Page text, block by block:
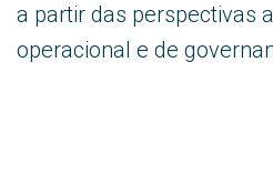
a partir das perspectivas
operacional e de